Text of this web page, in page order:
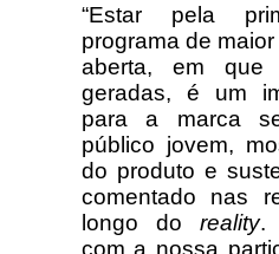
“Estar pela
programa de
aberta, em que
geradas, é um
para a marca
público jovem,
do produto e
comentado nas
longo do reality.
com a nossa